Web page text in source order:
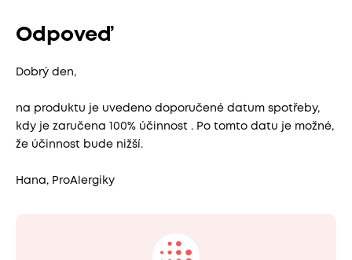
Odpoveď
Dobrý den,
na produktu je uvedeno doporučené datum spotřeby,
kdy je zaručena 100% účinnost . Po tomto datu je možné,
že účinnost bude nižší.
Hana, ProAlergiky